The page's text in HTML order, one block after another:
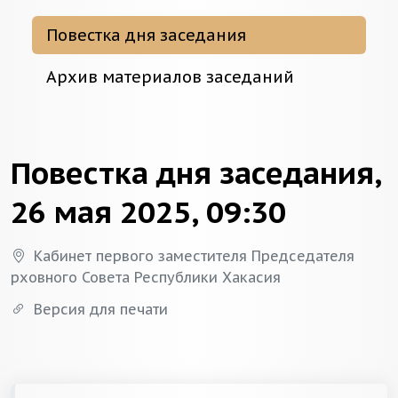
Повестка дня заседания
Архив материалов заседаний
Повестка дня заседания,
26 мая 2025, 09:30
Кабинет первого заместителя Председателя
Совета Республики Хакасия
Версия для печати